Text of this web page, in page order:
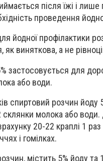
після їжі і
проведення
йодної профілактики
виняткова, а не
застосовується для
або води.
спиртовий розчин
молока або
20-22 краплі 1
і гомілках.
містить 5% йоду